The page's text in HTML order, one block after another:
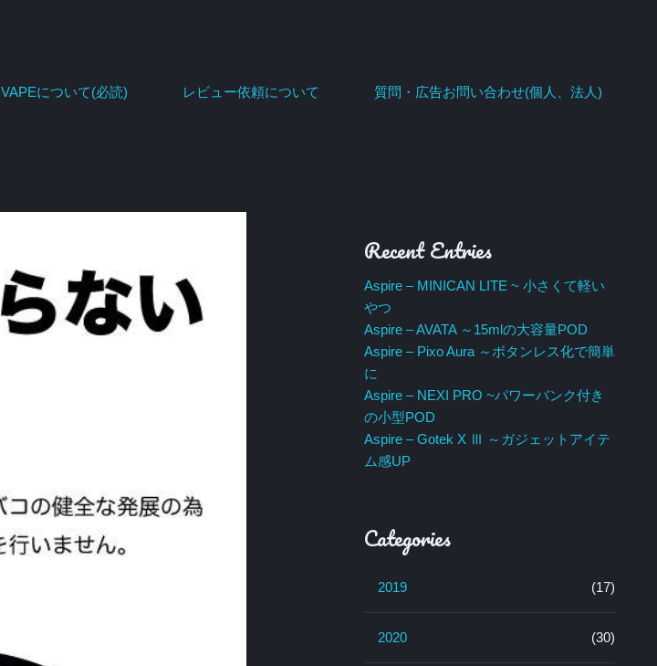
VAPEについて(必読) レビュー依頼について 質問・広告お問い合わせ(個人、法人)
Recent Entries
Aspire – MINICAN LITE ~ 小さくて軽い
やつ
Aspire – AVATA ～15mlの大容量POD
Aspire – Pixo Aura ～ボタンレス化で簡単
に
Aspire – NEXI PRO ~パワーバンク付き
の小型POD
Aspire – Gotek X Ⅲ ～ガジェットアイテ
ム感UP
Categories
2019 (17)
2020 (30)